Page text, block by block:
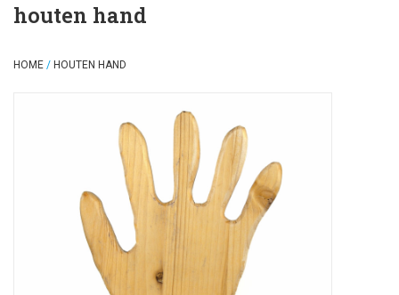
houten hand
HOME / HOUTEN HAND